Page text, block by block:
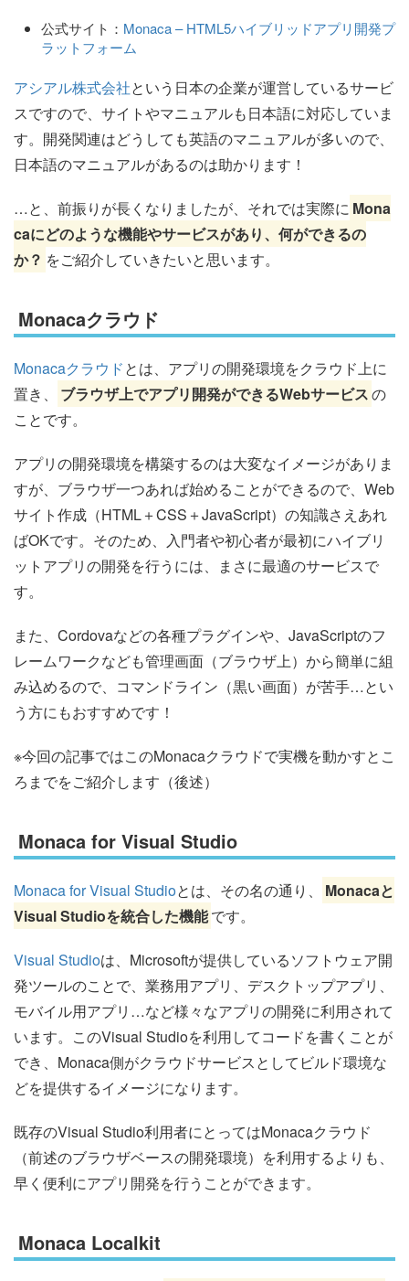
公式サイト： Monaca – HTML5ハイブリッドアプリ開発プ
ラットフォーム
アシアル株式会社という日本の企業が運営しているサービ
スですので、サイトやマニュアルも日本語に対応していま
す。開発関連はどうしても英語のマニュアルが多いので、
日本語のマニュアルがあるのは助かります！
…と、前振りが長くなりましたが、それでは実際に Mona
caにどのような機能やサービスがあり、何ができるの
か？ をご紹介していきたいと思います。
Monacaクラウド
Monacaクラウドとは、アプリの開発環境をクラウド上に
置き、
ブラウザ上でアプリ開発ができるWebサービスの
ことです。
アプリの開発環境を構築するのは大変なイメージがありま
すが、ブラウザ一つあれば始めることができるので、Web
サイト作成（HTML＋CSS＋JavaScript）の知識さえあれ
ばOKです。そのため、入門者や初心者が最初にハイブリ
ットアプリの開発を行うには、まさに最適のサービスで
す。
また、Cordovaなどの各種プラグインや、JavaScriptのフ
レームワークなども管理画面（ブラウザ上）から簡単に組
み込めるので、コマンドライン（黒い画面）が苦手…とい
う方にもおすすめです！
※今回の記事ではこのMonacaクラウドで実機を動かすとこ
ろまでをご紹介します（後述）
Monaca for Visual Studio
Monaca for Visual Studioとは、その名の通り、
Monacaと
Visual Studioを統合した機能です。
Visual Studioは、Microsoftが提供しているソフトウェア開
発ツールのことで、業務用アプリ、デスクトップアプリ、
モバイル用アプリ…など様々なアプリの開発に利用されて
います。このVisual Studioを利用してコードを書くことが
でき、Monaca側がクラウドサービスとしてビルド環境な
どを提供するイメージになります。
既存のVisual Studio利用者にとってはMonacaクラウド
（前述のブラウザベースの開発環境）を利用するよりも、
早く便利にアプリ開発を行うことができます。
Monaca Localkit